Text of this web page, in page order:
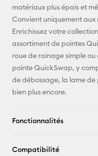
matériaux plus épais et
Convient uniquement
Enrichissez votre
assortiment de pointes
roue de rainage simple
pointe QuickSwap, y
de débossage, la lame
bien plus encore.
Fonctionnalités
Compatibilité